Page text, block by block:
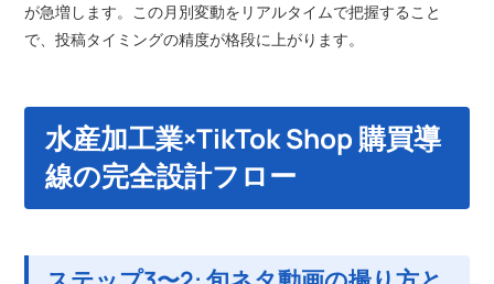
が急増します。この月別変動をリアルタイムで把握すること
で、投稿タイミングの精度が格段に上がります。
水産加工業×TikTok Shop 購買導
線の完全設計フロー